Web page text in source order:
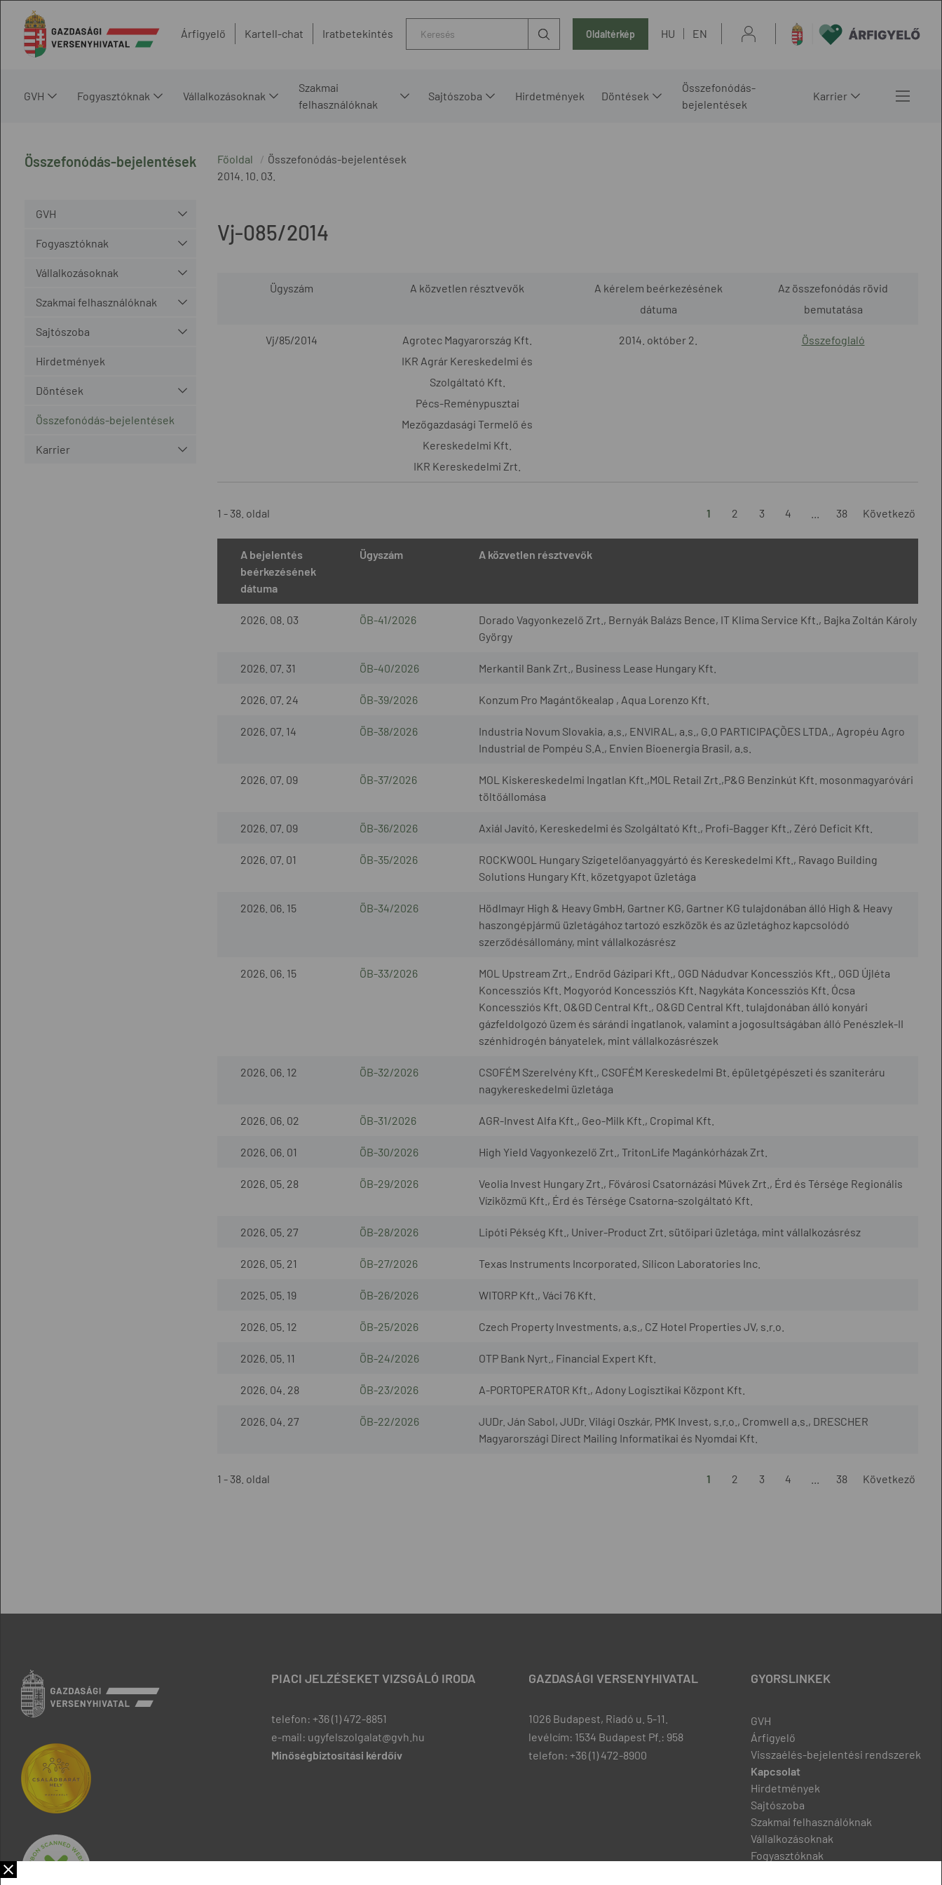
Árfigyelő Kartell-chat Iratbetekintés Oldaltérkép HU EN
GVH Fogyasztóknak Vállalkozásoknak
Szakmai
felhasználóknak
Sajtószoba Hirdetmények Döntések
Összefonódás-
bejelentések
Karrier
Összefonódás-bejelentések
GVH
Fogyasztóknak
Vállalkozásoknak
Szakmai felhasználóknak
Sajtószoba
Hirdetmények
Döntések
Összefonódás-bejelentések
Karrier
Főoldal
Összefonódás-bejelentések
2014. 10. 03.
Vj-085/2014
Ügyszám A közvetlen résztvevők
A kérelem beérkezésének
dátuma
Az összefonódás rövid
bemutatása
Vj/85/2014
Agrotec Magyarország Kft.
IKR Agrár Kereskedelmi és
Szolgáltató Kft.
Pécs-Reménypusztai
Mezőgazdasági Termelő és
Kereskedelmi Kft.
IKR Kereskedelmi Zrt.
2014. október 2. Összefoglaló
1 - 38. oldal 1 2 3 4 38 Következő
A bejelentés
beérkezésének
dátuma
Ügyszám A közvetlen résztvevők
2026. 08. 03 ÖB-41/2026
Dorado Vagyonkezelő Zrt., Bernyák Balázs Bence, IT Klima Service Kft., Bajka Zoltán Károly
György
2026. 07. 31 ÖB-40/2026 Merkantil Bank Zrt., Business Lease Hungary Kft.
2026. 07. 24 ÖB-39/2026 Konzum Pro Magántőkealap , Aqua Lorenzo Kft.
2026. 07. 14 ÖB-38/2026
Industria Novum Slovakia, a.s., ENVIRAL, a.s., G.O PARTICIPAÇÕES LTDA., Agropéu Agro
Industrial de Pompéu S.A., Envien Bioenergia Brasil, a.s.
2026. 07. 09 ÖB-37/2026
MOL Kiskereskedelmi Ingatlan Kft.,MOL Retail Zrt.,P&G Benzinkút Kft. mosonmagyaróvári
töltőállomása
2026. 07. 09 ÖB-36/2026 Axiál Javító, Kereskedelmi és Szolgáltató Kft., Profi-Bagger Kft., Zéró Deficit Kft.
2026. 07. 01 ÖB-35/2026
ROCKWOOL Hungary Szigetelőanyaggyártó és Kereskedelmi Kft., Ravago Building
Solutions Hungary Kft. kőzetgyapot üzletága
2026. 06. 15 ÖB-34/2026
Hödlmayr High & Heavy GmbH, Gartner KG, Gartner KG tulajdonában álló High & Heavy
haszongépjármű üzletágához tartozó eszközök és az üzletághoz kapcsolódó
szerződésállomány, mint vállalkozásrész
2026. 06. 15 ÖB-33/2026
MOL Upstream Zrt., Endrőd Gázipari Kft., OGD Nádudvar Koncessziós Kft., OGD Újléta
Koncessziós Kft. Mogyoród Koncessziós Kft. Nagykáta Koncessziós Kft. Ócsa
Koncessziós Kft. O&GD Central Kft., O&GD Central Kft. tulajdonában álló konyári
gázfeldolgozó üzem és sárándi ingatlanok, valamint a jogosultságában álló Penészlek-II
szénhidrogén bányatelek, mint vállalkozásrészek
2026. 06. 12 ÖB-32/2026
CSOFÉM Szerelvény Kft., CSOFÉM Kereskedelmi Bt. épületgépészeti és szaniteráru
nagykereskedelmi üzletága
2026. 06. 02 ÖB-31/2026 AGR-Invest Alfa Kft., Geo-Milk Kft., Cropimal Kft.
2026. 06. 01 ÖB-30/2026 High Yield Vagyonkezelő Zrt., TritonLife Magánkórházak Zrt.
2026. 05. 28 ÖB-29/2026
Veolia Invest Hungary Zrt., Fővárosi Csatornázási Művek Zrt., Érd és Térsége Regionális
Víziközmű Kft., Érd és Térsége Csatorna-szolgáltató Kft.
2026. 05. 27 ÖB-28/2026 Lipóti Pékség Kft., Univer-Product Zrt. sütőipari üzletága, mint vállalkozásrész
2026. 05. 21 ÖB-27/2026 Texas Instruments Incorporated, Silicon Laboratories Inc.
2025. 05. 19 ÖB-26/2026 WITORP Kft., Váci 76 Kft.
2026. 05. 12 ÖB-25/2026 Czech Property Investments, a.s., CZ Hotel Properties JV, s.r.o.
2026. 05. 11 ÖB-24/2026 OTP Bank Nyrt., Financial Expert Kft.
2026. 04. 28 ÖB-23/2026 A-PORTOPERATOR Kft., Adony Logisztikai Központ Kft.
2026. 04. 27 ÖB-22/2026
JUDr. Ján Sabol, JUDr. Világi Oszkár, PMK Invest, s.r.o., Cromwell a.s., DRESCHER
Magyarországi Direct Mailing Informatikai és Nyomdai Kft.
1 - 38. oldal 1 2 3 4 38 Következő
PIACI JELZÉSEKET VIZSGÁLÓ IRODA
telefon: +36 (1) 472-8851
e-mail: ugyfelszolgalat@gvh.hu
Minőségbiztosítási kérdőív
GAZDASÁGI VERSENYHIVATAL
1026 Budapest, Riadó u. 5-11.
levélcím: 1534 Budapest Pf.: 958
telefon: +36 (1) 472-8900
GYORSLINKEK
GVH
Árfigyelő
Visszaélés-bejelentési rendszerek
Kapcsolat
Hirdetmények
Sajtószoba
Szakmai felhasználóknak
Vállalkozásoknak
Fogyasztóknak